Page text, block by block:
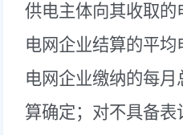
供电主体向其收取的
电网企业结算的平
电网企业缴纳的每
算确定；对不具备表